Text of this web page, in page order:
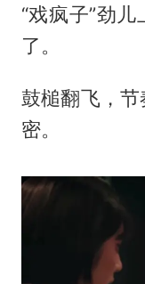
“戏疯子”劲
了。
鼓槌翻飞，
密。